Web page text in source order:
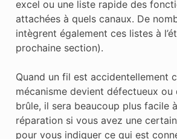
excel ou une liste rapide des
attachées à quels canaux. De
intègrent également ces listes à
prochaine section).
Quand un fil est accidentellement
mécanisme devient défectueux ou
brûle, il sera beaucoup plus facile
réparation si vous avez une
pour vous indiquer ce qui est